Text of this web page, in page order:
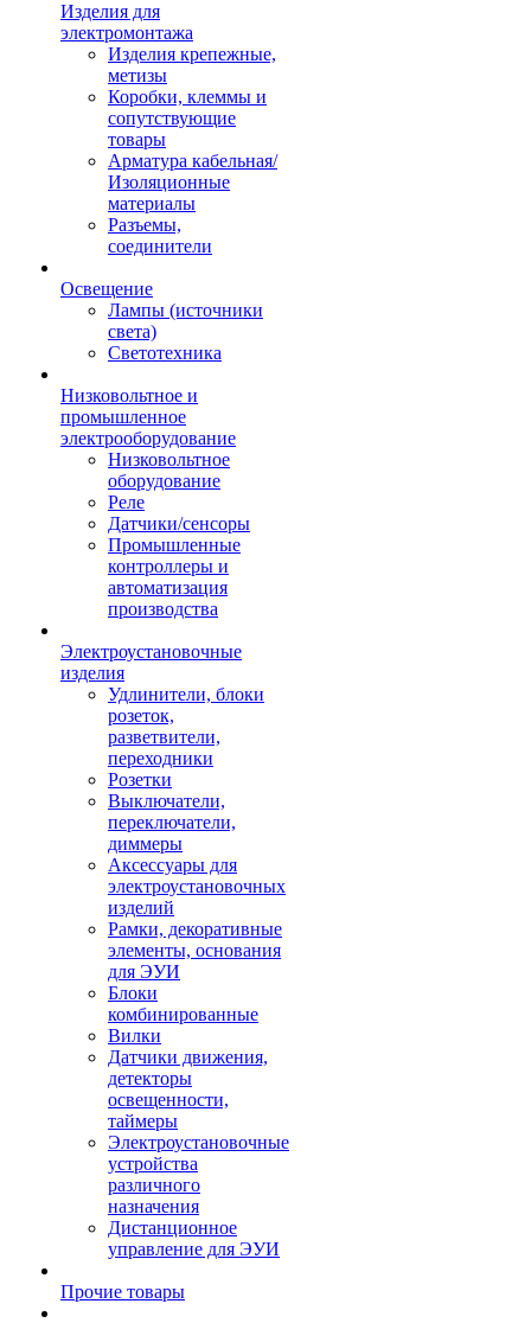
Изделия для
электромонтажа
Изделия крепежные,
метизы
Коробки, клеммы и
сопутствующие
товары
Арматура кабельная/
Изоляционные
материалы
Разъемы,
соединители
Освещение
Лампы (источники
света)
Светотехника
Низковольтное и
промышленное
электрооборудование
Низковольтное
оборудование
Реле
Датчики/сенсоры
Промышленные
контроллеры и
автоматизация
производства
Электроустановочные
изделия
Удлинители, блоки
розеток,
разветвители,
переходники
Розетки
Выключатели,
переключатели,
диммеры
Аксессуары для
электроустановочных
изделий
Рамки, декоративные
элементы, основания
для ЭУИ
Блоки
комбинированные
Вилки
Датчики движения,
детекторы
освещенности,
таймеры
Электроустановочные
устройства
различного
назначения
Дистанционное
управление для ЭУИ
Прочие товары